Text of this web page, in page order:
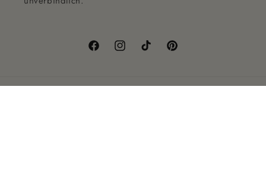
FacebookInstagramTikTok Pinterest